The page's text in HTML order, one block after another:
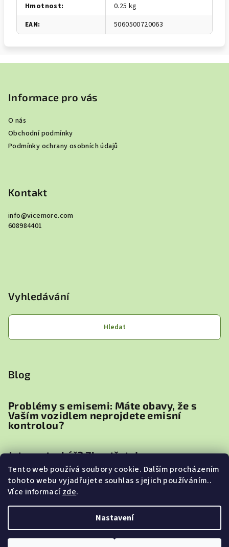
Tento web používá soubory cookie. Dalším procházením
tohoto webu vyjadřujete souhlas s jejich používáním..
Více informacízde.
Nastavení
Hmotnost:
0.25 kg
EAN: 5060500720063
Informace pro vás
O nás
Obchodní podmínky
Podmínky ochrany osobních údajů
Kontakt
info@vicemore.com
608984401
Vyhledávání
Hledat
Blog
Problémy s emisemi: Máte obavy, že s
Vaším vozidlem neprojdete emisní
kontrolou?
Jste motorkář? Zbystřete!
Proč je důležité přidat TEC2000 (Fuel
Injection Cleaner) do paliva před
zazimováním zahradní techniky
. Všechna práva vyhrazena.